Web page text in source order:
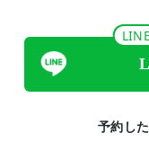
予約し